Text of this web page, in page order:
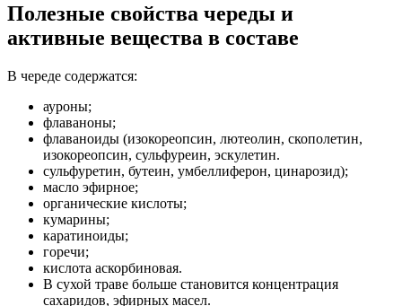
Полезные свойства череды и
активные вещества в составе
В череде содержатся:
ауроны;
флаваноны;
флаваноиды (изокореопсин, лютеолин, скополетин,
изокореопсин, сульфуреин, эскулетин.
сульфуретин, бутеин, умбеллиферон, цинарозид);
масло эфирное;
органические кислоты;
кумарины;
каратиноиды;
горечи;
кислота аскорбиновая.
В сухой траве больше становится концентрация
сахаридов, эфирных масел.